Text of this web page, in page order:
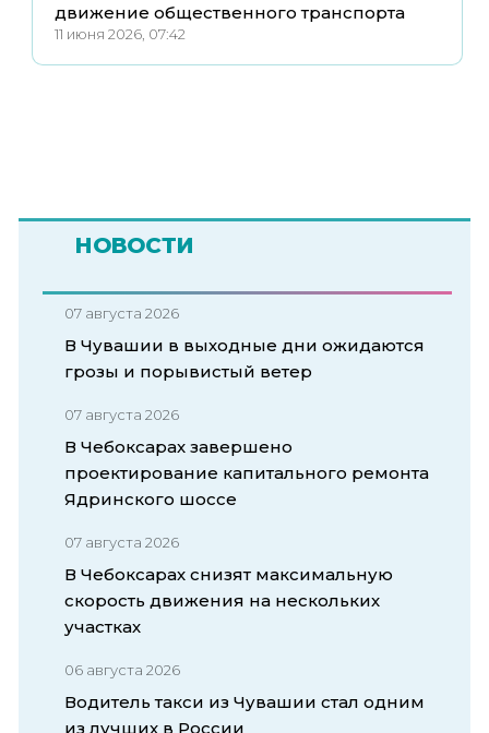
движение общественного транспорта
11 июня 2026, 07:42
НОВОСТИ
07 августа 2026
В Чувашии в выходные дни ожидаются
грозы и порывистый ветер
07 августа 2026
В Чебоксарах завершено
проектирование капитального ремонта
Ядринского шоссе
07 августа 2026
В Чебоксарах снизят максимальную
скорость движения на нескольких
участках
06 августа 2026
Водитель такси из Чувашии стал одним
из лучших в России